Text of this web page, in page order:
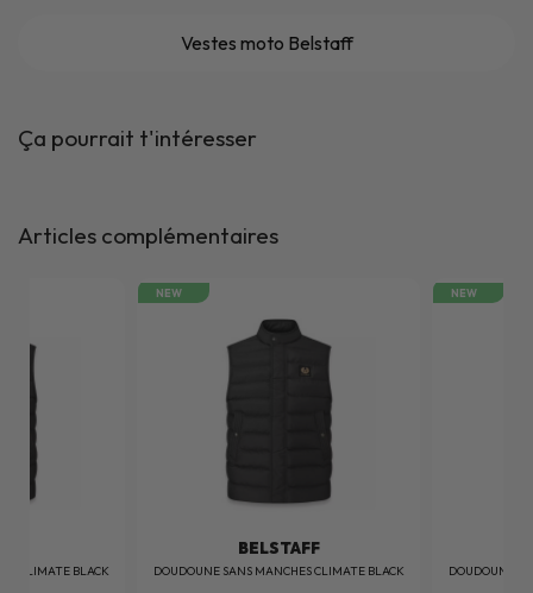
Vestes moto Belstaff
Ça pourrait t'intéresser
Articles complémentaires
CLIMATE BLACK
NEW
BELSTAFF
DOUDOUNE SANS MANCHES CLIMATE BLACK
NEW
DOUDOUNE